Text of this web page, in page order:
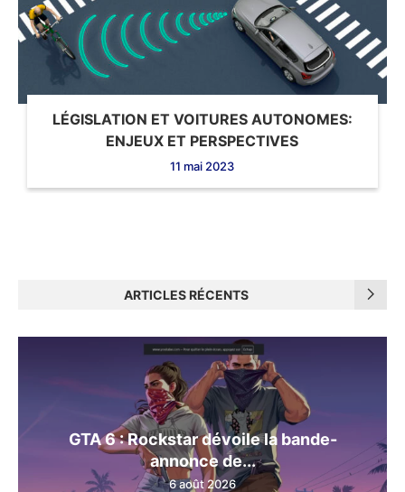
LÉGISLATION ET VOITURES AUTONOMES:
ENJEUX ET PERSPECTIVES
11 mai 2023
ARTICLES RÉCENTS
GTA 6 : Rockstar dévoile la bande-
annonce de...
6 août 2026